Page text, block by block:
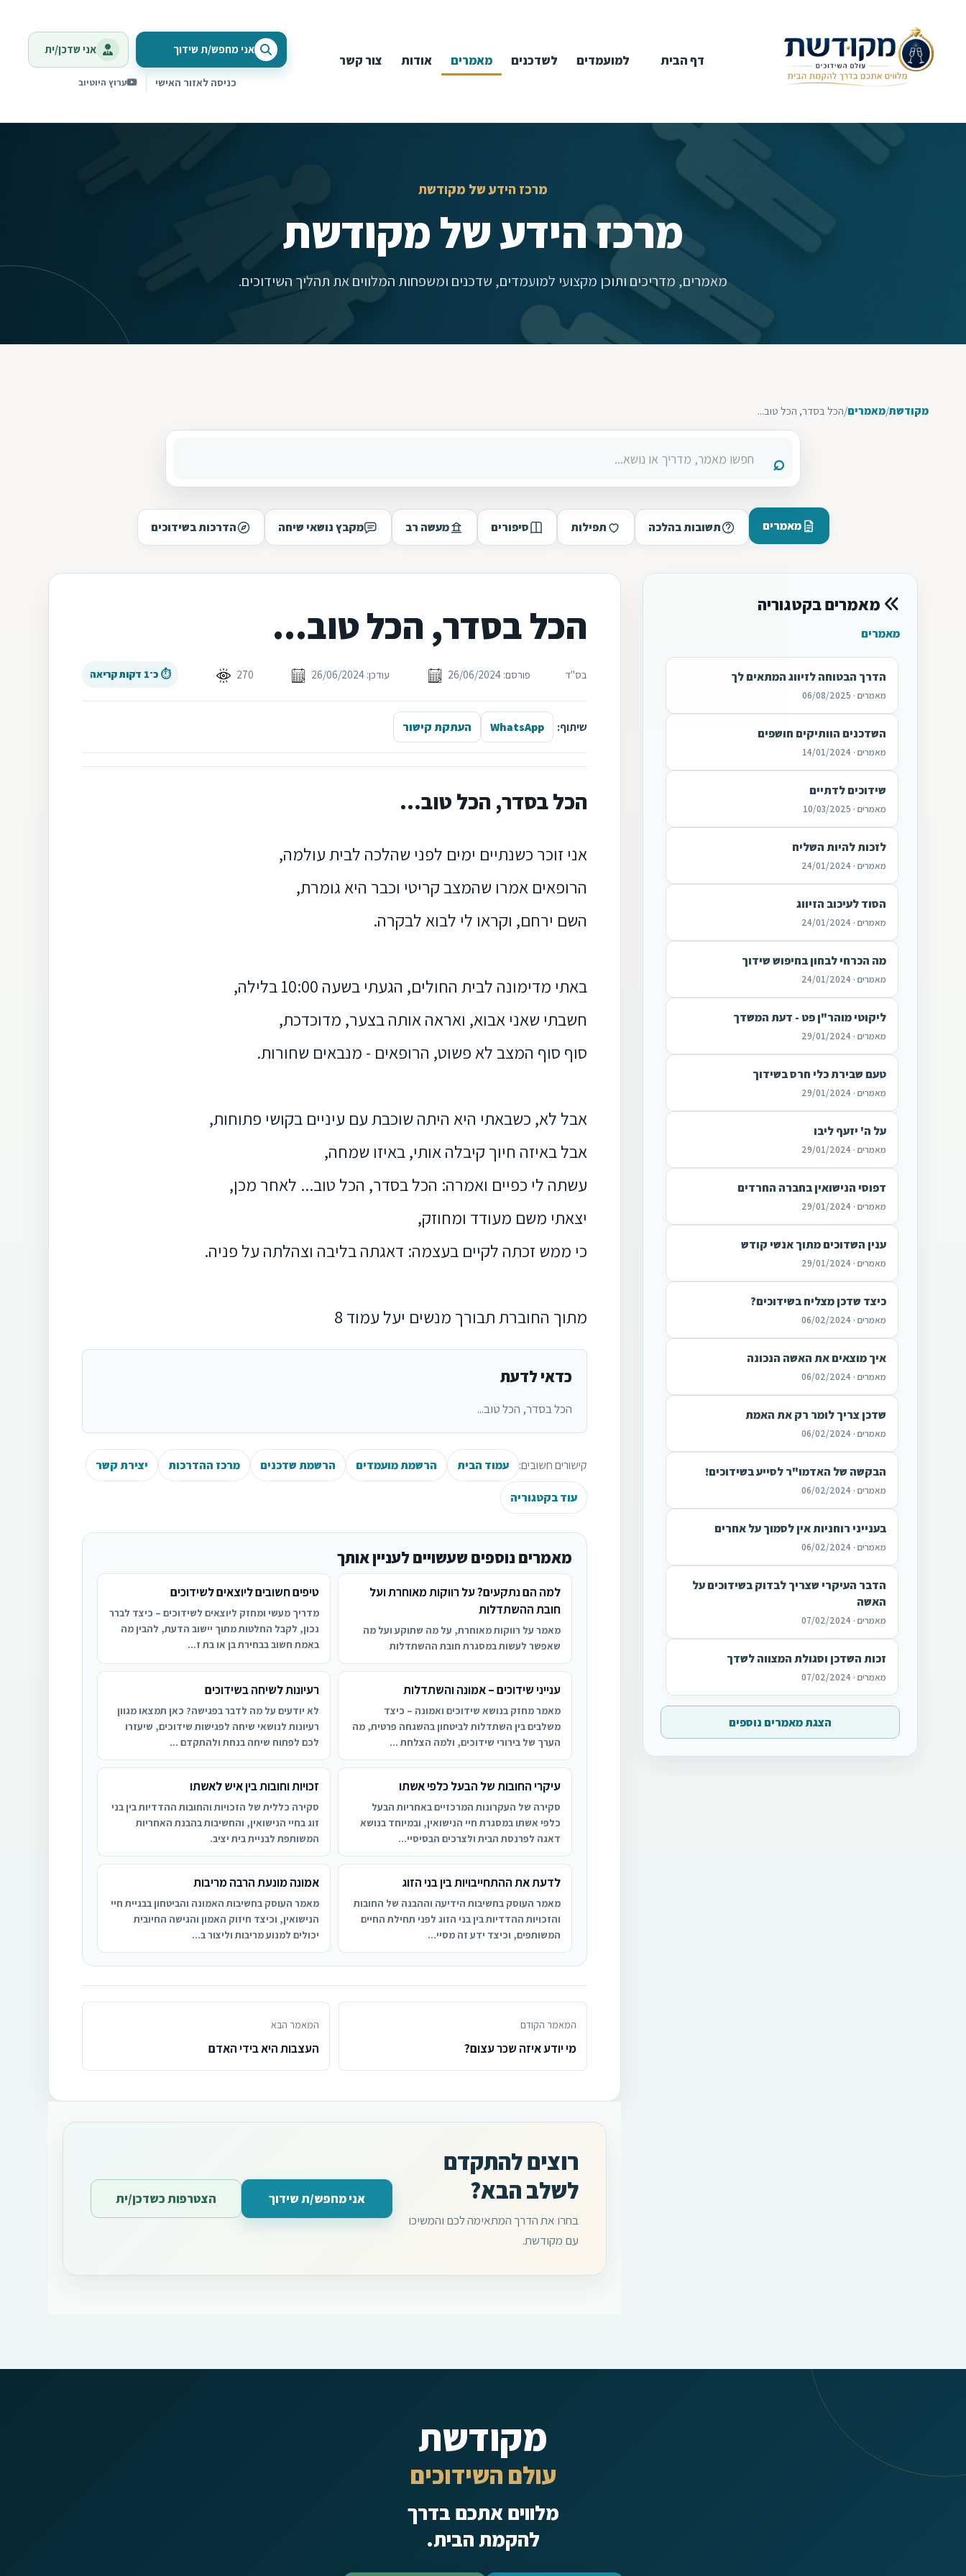
דף הבית למועמדים לשדכנים מאמרים אודות צור קשר
אני מחפש/ת שידוך אני שדכן/ית
כניסה לאזור האישי ערוץ היוטיוב
מרכז הידע של מקודשת
מרכז הידע של מקודשת
מאמרים, מדריכים ותוכן מקצועי למועמדים, שדכנים ומשפחות המלווים את תהליך השידוכים.
מקודשת/מאמרים/הכל בסדר, הכל טוב...
מאמרים תשובות בהלכה תפילות סיפורים מעשה רב מקבץ נושאי שיחה הדרכות בשידוכים
מאמרים בקטגוריה
מאמרים
הדרך הבטוחה לזיווג המתאים לך
מאמרים · 06/08/2025
השדכנים הוותיקים חושפים
מאמרים · 14/01/2024
שידוכים לדתיים
מאמרים · 10/03/2025
לזכות להיות השליח
מאמרים · 24/01/2024
הסוד לעיכוב הזיווג
מאמרים · 24/01/2024
מה הכרחי לבחון בחיפוש שידוך
מאמרים · 24/01/2024
ליקוטי מוהר"ן פט - דעת המשדך
מאמרים · 29/01/2024
טעם שבירת כלי חרס בשידוך
מאמרים · 29/01/2024
על ה' יזעף ליבו
מאמרים · 29/01/2024
דפוסי הנישואין בחברה החרדים
מאמרים · 29/01/2024
ענין השדוכים מתוך אנשי קודש
מאמרים · 29/01/2024
כיצד שדכן מצליח בשידוכים?
מאמרים · 06/02/2024
איך מוצאים את האשה הנכונה
מאמרים · 06/02/2024
שדכן צריך לומר רק את האמת
מאמרים · 06/02/2024
הבקשה של האדמו"ר לסייע בשידוכים!
מאמרים · 06/02/2024
בענייני רוחניות אין לסמוך על אחרים
מאמרים · 06/02/2024
הדבר העיקרי שצריך לבדוק בשידוכים על
האשה
מאמרים · 07/02/2024
זכות השדכן וסגולת המצווה לשדך
מאמרים · 07/02/2024
הצגת מאמרים נוספים
הכל בסדר, הכל טוב...
בס"ד פורסם: 26/06/2024 עודכן: 26/06/2024 270 ⏱ כ־1 דקות קריאה
שיתוף: WhatsApp העתקת קישור
הכל בסדר, הכל טוב...
אני זוכר כשנתיים ימים לפני שהלכה לבית עולמה,
הרופאים אמרו שהמצב קריטי וכבר היא גומרת,
השם ירחם, וקראו לי לבוא לבקרה.
באתי מדימונה לבית החולים, הגעתי בשעה 10:00
בלילה,
חשבתי שאני אבוא, ואראה אותה בצער, מדוכדכת,
סוף סוף המצב לא פשוט, הרופאים - מנבאים שחורות.
אבל לא, כשבאתי היא היתה שוכבת עם עיניים בקושי פתוחות,
אבל באיזה חיוך קיבלה אותי, באיזו שמחה,
עשתה לי כפיים ואמרה: הכל בסדר, הכל טוב... לאחר מכן,
יצאתי משם מעודד ומחוזק,
כי ממש זכתה לקיים בעצמה: דאגתה בליבה וצהלתה על פניה.
מתוך החוברת תבורך מנשים יעל עמוד 8
כדאי לדעת
הכל בסדר, הכל טוב...
קישורים חשובים: עמוד הבית הרשמת מועמדים הרשמת שדכנים מרכז ההדרכות יצירת קשר
עוד בקטגוריה
מאמרים נוספים שעשויים לעניין אותך
למה הם נתקעים? על רווקות מאוחרת ועל
חובת ההשתדלות
מאמר על רווקות מאוחרת, על מה שתוקע ועל מה
שאפשר לעשות במסגרת חובת ההשתדלות
טיפים חשובים ליוצאים לשידוכים
מדריך מעשי ומחזק ליוצאים לשידוכים – כיצד לברר
נכון, לקבל החלטות מתוך יישוב הדעת, להבין מה
באמת חשוב בבחירת בן או בת ז...
ענייני שידוכים – אמונה והשתדלות
מאמר מחזק בנושא שידוכים ואמונה – כיצד
משלבים בין השתדלות לביטחון בהשגחה פרטית, מה
הערך של בירורי שידוכים, ולמה הצלחת ...
רעיונות לשיחה בשידוכים
לא יודעים על מה לדבר בפגישה? כאן תמצאו מגוון
רעיונות לנושאי שיחה לפגישות שידוכים, שיעזרו
לכם לפתוח שיחה בנחת ולהתקדם ...
עיקרי החובות של הבעל כלפי אשתו
סקירה של העקרונות המרכזיים באחריות הבעל
כלפי אשתו במסגרת חיי הנישואין, ובמיוחד בנושא
דאגה לפרנסת הבית ולצרכים הבסיסיי...
זכויות וחובות בין איש לאשתו
סקירה כללית של הזכויות והחובות ההדדיות בין בני
זוג בחיי הנישואין, והחשיבות בהבנת האחריות
המשותפת לבניית בית יציב.
לדעת את ההתחייבויות בין בני הזוג
מאמר העוסק בחשיבות הידיעה וההבנה של החובות
והזכויות ההדדיות בין בני הזוג לפני תחילת החיים
המשותפים, וכיצד ידע זה מסיי...
אמונה מונעת הרבה מריבות
מאמר העוסק בחשיבות האמונה והביטחון בבניית חיי
הנישואין, וכיצד חיזוק האמון והגישה החיובית
יכולים למנוע מריבות וליצור ב...
המאמר הקודם
מי יודע איזה שכר עצום?
המאמר הבא
העצבות היא בידי האדם
רוצים להתקדם
לשלב הבא?
בחרו את הדרך המתאימה לכם והמשיכו
עם מקודשת.
אני מחפש/ת שידוך הצטרפות כשדכן/ית
מקודשת
עולם השידוכים
מלווים אתכם בדרך
להקמת הבית.